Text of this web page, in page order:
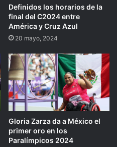
Definidos los horarios de la
final del C2024 entre
América y Cruz Azul
20 mayo, 2024
Gloria Zarza da a México el
primer oro en los
Paralímpicos 2024